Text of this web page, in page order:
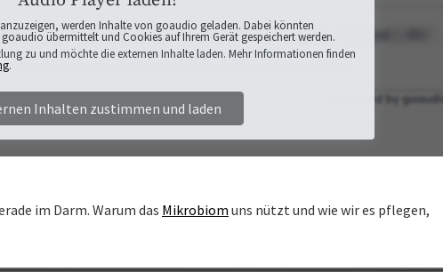
werden Inhalte von goaudio geladen. Dabei könnten
übermittelt und Cookies auf Ihrem Gerät gespeichert werden.
zu und möchte die externen Inhalte laden. Mehr Informationen finden
.
Inhalten zustimmen und laden
im Darm. Warum das Mikrobiom uns nützt und wie wir es pflegen,